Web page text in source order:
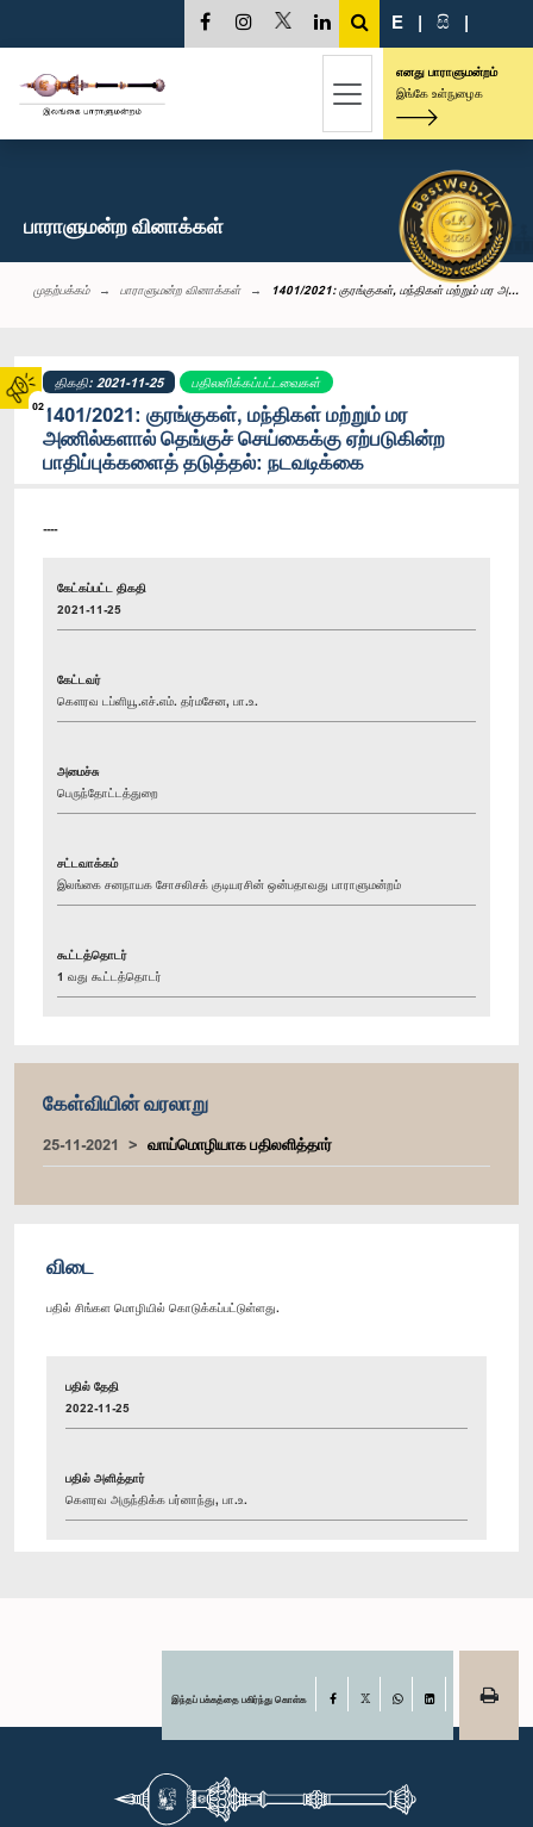
02
E | සි |
எனது பாராளுமன்றம்
இங்கே உள்நுழைக
பாராளுமன்ற வினாக்கள்
முதற்பக்கம் பாராளுமன்ற வினாக்கள் 1401/2021: குரங்குகள், மந்திகள் மற்றும் மர அ...
திகதி: 2021-11-25 பதிலளிக்கப்பட்டவைகள்
1401/2021: குரங்குகள், மந்திகள் மற்றும் மர
அணில்களால் தெங்குச் செய்கைக்கு ஏற்படுகின்ற
பாதிப்புக்களைத் தடுத்தல்: நடவடிக்கை
----
கேட்கப்பட்ட திகதி
2021-11-25
கேட்டவர்
கௌரவ டப்ளியூ.எச்.எம். தர்மசேன, பா.உ.
அமைச்சு
பெருந்தோட்டத்துறை
சட்டவாக்கம்
இலங்கை சனநாயக சோசலிசக் குடியரசின் ஒன்பதாவது பாராளுமன்றம்
கூட்டத்தொடர்
1 வது கூட்டத்தொடர்
கேள்வியின் வரலாறு
25-11-2021 வாய்மொழியாக பதிலளித்தார்
விடை
பதில் சிங்கள மொழியில் கொடுக்கப்பட்டுள்ளது.
பதில் தேதி
2022-11-25
பதில் அளித்தார்
கௌரவ அருந்திக்க பர்னாந்து, பா.உ.
இந்தப் பக்கத்தை பகிர்ந்து கொள்க Facebook